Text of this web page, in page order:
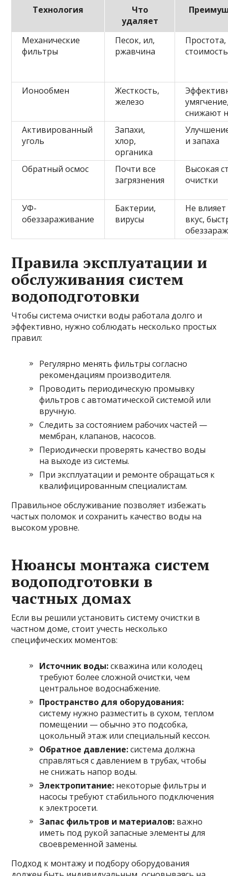
Технология
Что
удаляет
Механические
фильтры
Песок, ил,
ржавчина
Простота,
стоимость
Ионообмен
Жесткость,
железо
снижают
Активированный
уголь
Запахи,
хлор,
органика
и запаха
Обратный осмос
Почти все
загрязнения
Высокая
очистки
УФ-
обеззараживание
Бактерии,
вирусы
Не
вкус,
Правила эксплуатации и
обслуживания систем
водоподготовки
Чтобы система очистки воды работала долго и
эффективно, нужно соблюдать несколько простых
правил:
Регулярно менять фильтры согласно
рекомендациям производителя.
Проводить периодическую промывку
фильтров с автоматической системой или
вручную.
Следить за состоянием рабочих частей —
мембран, клапанов, насосов.
Периодически проверять качество воды
на выходе из системы.
При эксплуатации и ремонте обращаться к
квалифицированным специалистам.
Правильное обслуживание позволяет избежать
частых поломок и сохранить качество воды на
высоком уровне.
Нюансы монтажа систем
водоподготовки в
частных домах
Если вы решили установить систему очистки в
частном доме, стоит учесть несколько
специфических моментов:
Источник воды:скважина или колодец
требуют более сложной очистки, чем
центральное водоснабжение.
Пространство для оборудования:
систему нужно разместить в сухом, теплом
помещении — обычно это подсобка,
цокольный этаж или специальный кессон.
Обратное давление:система должна
справляться с давлением в трубах, чтобы
не снижать напор воды.
Электропитание: некоторые фильтры и
насосы требуют стабильного подключения
к электросети.
Запас фильтров и материалов: важно
иметь под рукой запасные элементы для
своевременной замены.
Подход к монтажу и подбору оборудования